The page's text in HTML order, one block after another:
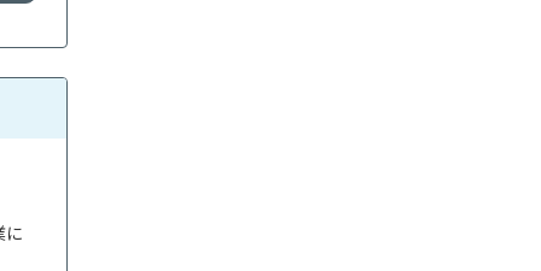
に